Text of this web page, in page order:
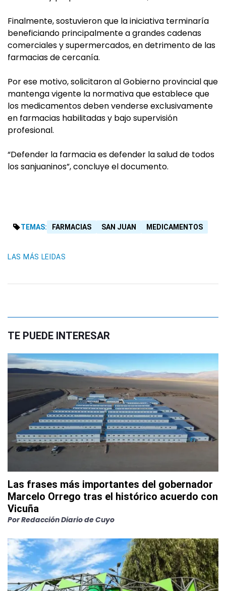
Finalmente, sostuvieron que la iniciativa terminaría
beneficiando principalmente a grandes cadenas
comerciales y supermercados, en detrimento de las
farmacias de cercanía.
Por ese motivo, solicitaron al Gobierno provincial que
mantenga vigente la normativa que establece que
los medicamentos deben venderse exclusivamente
en farmacias habilitadas y bajo supervisión
profesional.
“Defender la farmacia es defender la salud de todos
los sanjuaninos”, concluye el documento.
TEMAS: FARMACIAS SAN JUAN MEDICAMENTOS
LAS MÁS LEIDAS
TE PUEDE INTERESAR
Las frases más importantes del gobernador
Marcelo Orrego tras el histórico acuerdo con
Vicuña
PorRedacción Diario de Cuyo